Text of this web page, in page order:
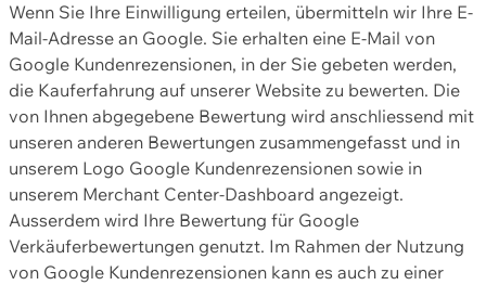
Wenn Sie Ihre Einwilligung erteilen, übermitteln wir Ihre E-
Mail-Adresse an Google. Sie erhalten eine E-Mail von
Google Kundenrezensionen, in der Sie gebeten werden,
die Kauferfahrung auf unserer Website zu bewerten. Die
von Ihnen abgegebene Bewertung wird anschliessend mit
unseren anderen Bewertungen zusammengefasst und in
unserem Logo Google Kundenrezensionen sowie in
unserem Merchant Center-Dashboard angezeigt.
Ausserdem wird Ihre Bewertung für Google
Verkäuferbewertungen genutzt. Im Rahmen der Nutzung
von Google Kundenrezensionen kann es auch zu einer